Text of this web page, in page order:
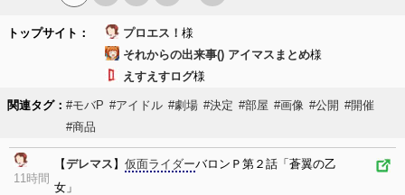
トップサイト： プロエス！ 様
それからの出来事() アイマスまとめ様
えすえすログ様
関連タグ： #モバP #アイドル #劇場 #決定 #部屋 #画像 #公開 #開催
#商品
11時間
【デレマス 】 仮面ライダーバロンＰ第２話「蒼翼の乙
女」